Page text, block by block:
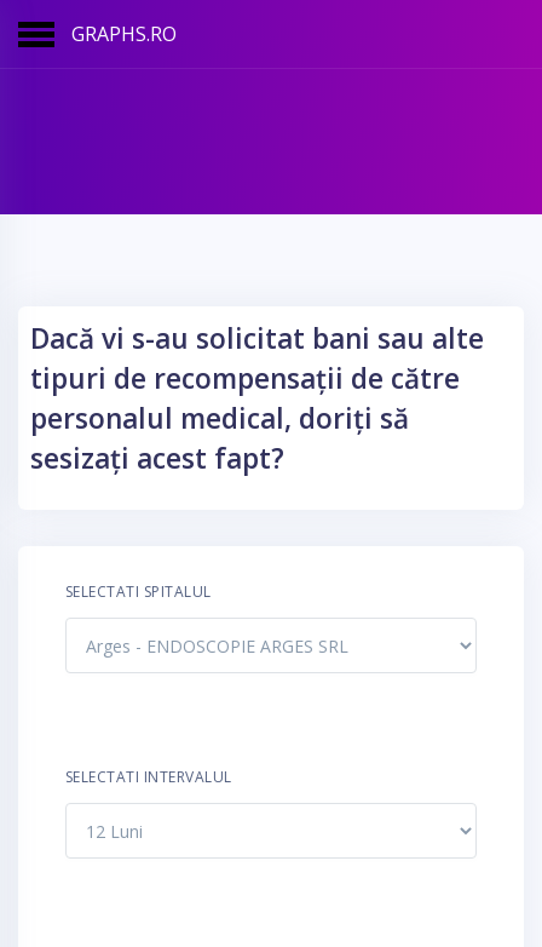
GRAPHS.RO
Dacă vi s-au solicitat bani sau alte
tipuri de recompensații de către
personalul medical, doriți să
sesizați acest fapt?
SELECTATI SPITALUL
SELECTATI INTERVALUL